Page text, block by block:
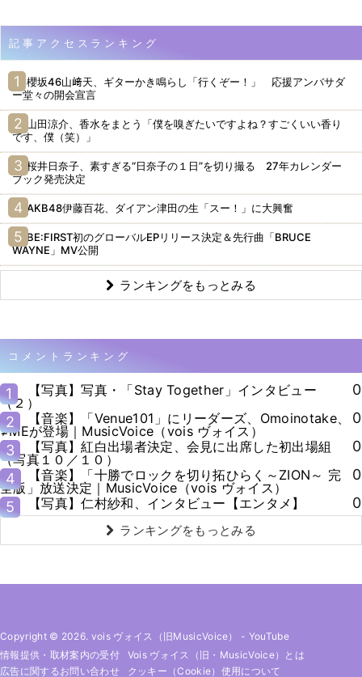
記事アクセスランキング
櫻坂46山﨑天、ギターかき鳴らし「行くぞー！」 応援アンバサダ
ー堂々の開会宣言
山田涼介、香水をまとう「僕を嗅ぎたいですよね？すごくいい香り
です、僕（笑）」
桜井日奈子、素すぎる“日奈子の１日”を切り撮る 27年カレンダー
ブック発売決定
AKB48伊藤百花、ダイアン津田の生「スー！」に大興奮
BE:FIRST初のグローバルEPリリース決定＆先行曲「BRUCE
WAYNE」MV公開
ランキングをもっとみる
コメントランキング
1
【写真】写真・「Stay Together」インタビュー
（２）
0
2
【音楽】「Venue101」にリーダーズ、Omoinotake、
≠MEが登場｜MusicVoice（vois ヴォイス）
0
3
【写真】紅白出場者決定、会見に出席した初出場組
（写真１０／１０）
0
4
【音楽】「十勝でロックを切り拓ひらく～ZION～ 完
全版」放送決定｜MusicVoice（vois ヴォイス）
0
5
【写真】仁村紗和、インタビュー【エンタメ】 0
ランキングをもっとみる
Copyright © 2026. vois ヴォイス（旧MusicVoice） - YouTube
情報提供・取材案内の受付
Vois ヴォイス（旧・MusicVoice）とは
広告に関するお問い合わせ
クッキー（cookie）使用について